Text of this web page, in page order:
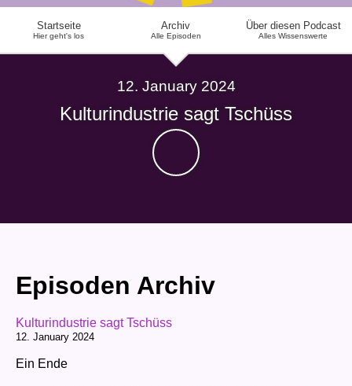
Startseite
Hier geht's los
Archiv
Alle Episoden
Über diesen Podcast
Alles Wissenswerte
12. January 2024
Kulturindustrie sagt Tschüss
Episoden Archiv
Kulturindustrie sagt Tschüss
12. January 2024
Ein Ende